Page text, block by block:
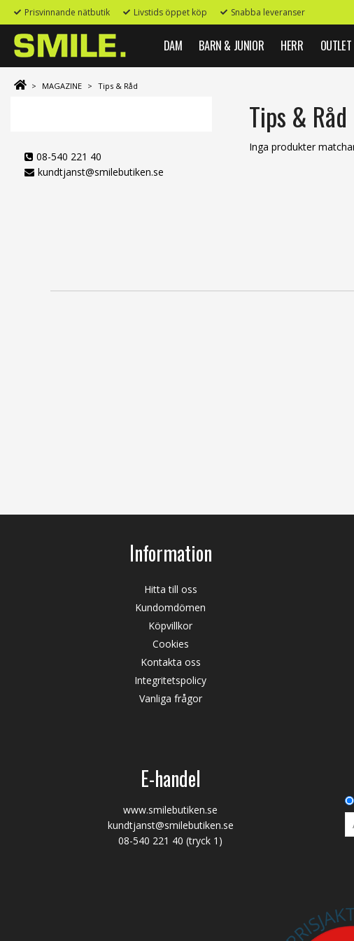
Prisvinnande nätbutik Livstids öppet köp Snabba leveranser
DAM BARN & JUNIOR HERR OUTLET
> MAGAZINE > Tips & Råd
08-540 221 40
kundtjanst@smilebutiken.se
Tips & Råd
Inga produkter
Information
Hitta till oss
Kundomdömen
Köpvillkor
Cookies
Kontakta oss
Integritetspolicy
Vanliga frågor
E-handel
www.smilebutiken.se
kundtjanst@smilebutiken.se
08-540 221 40 (tryck 1)